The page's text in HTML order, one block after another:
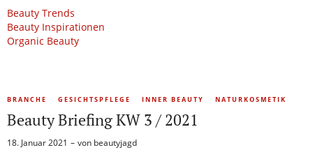
Beauty Trends
Beauty Inspirationen
Organic Beauty
BRANCHE GESICHTSPFLEGE INNER BEAUTY NATURKOSMETIK
Beauty Briefing KW 3 / 2021
18. Januar 2021 von beautyjagd